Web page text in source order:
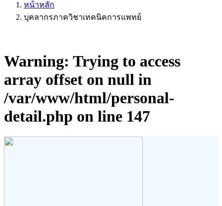
หน้าหลัก
บุคลากรภาควิชาเทคนิคการแพทย์
Warning: Trying to access
array offset on null in
/var/www/html/personal-
detail.php on line 147